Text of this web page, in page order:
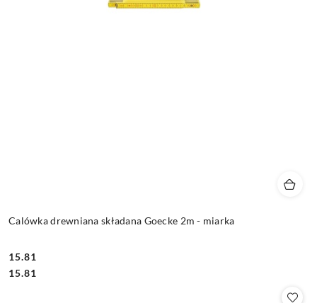
Calówka drewniana składana Goecke 2m - miarka
Cena:
15.81
Cena:
15.81